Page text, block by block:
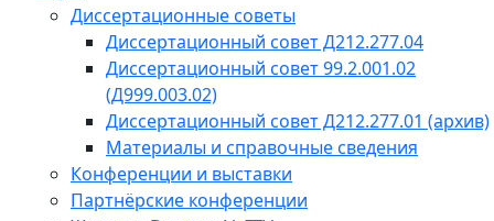
Диссертационные советы
Диссертационный совет Д212.277.04
Диссертационный совет 99.2.001.02
(Д999.003.02)
Диссертационный совет Д212.277.01 (архив)
Материалы и справочные сведения
Конференции и выставки
Партнёрские конференции